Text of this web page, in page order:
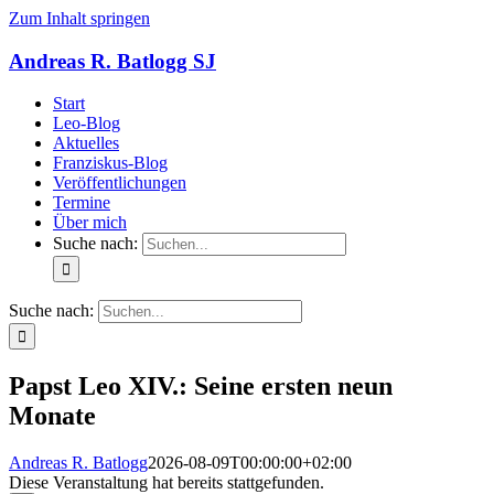
Zum Inhalt springen
Andreas R. Batlogg SJ
Start
Leo-Blog
Aktuelles
Franziskus-Blog
Veröffentlichungen
Termine
Über mich
Suche nach:
Suche nach:
Papst Leo XIV.: Seine ersten neun
Monate
Andreas R. Batlogg2026-08-09T00:00:00+02:00
Diese Veranstaltung hat bereits stattgefunden.